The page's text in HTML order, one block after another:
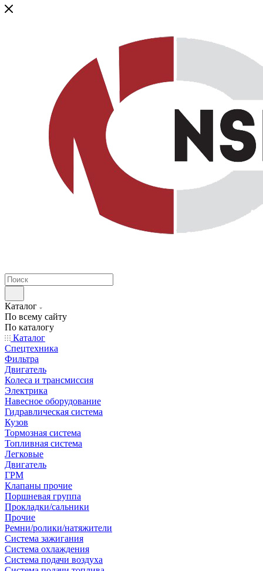
Каталог
По всему сайту
По каталогу
Каталог
Спецтехника
Фильтра
Двигатель
Колеса и трансмиссия
Электрика
Навесное оборудование
Гидравлическая система
Кузов
Тормозная система
Топливная система
Легковые
Двигатель
ГРМ
Клапаны прочие
Поршневая группа
Прокладки/сальники
Прочие
Ремни/ролики/натяжители
Система зажигания
Система охлаждения
Система подачи воздуха